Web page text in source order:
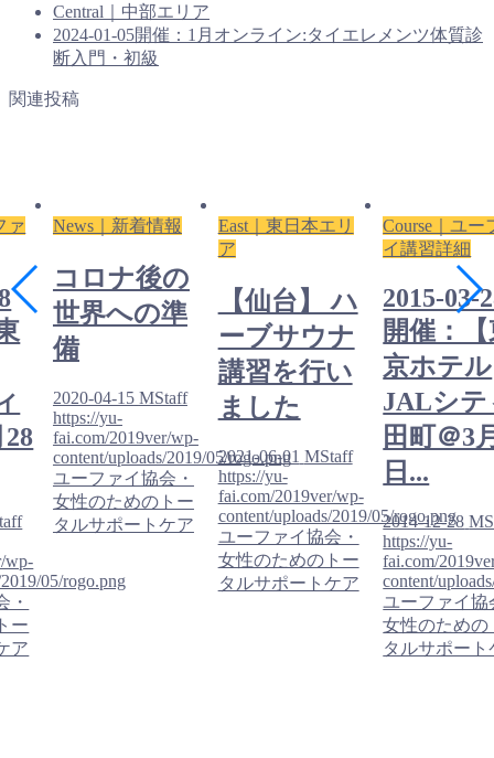
Central｜中部エリア
2024-01-05開催：1月オンライン:タイエレメンツ体質診
断入門・初級
関連投稿
ァ
wp-
05/rogo.png
・
ー
ア
News｜新着情報
コロナ後の
世界への準
備
2020-04-15 MStaff
https://yu-
fai.com/2019ver/wp-
content/uploads/2019/05/rogo.png
ユーファイ協会・
女性のためのトー
タルサポートケア
East｜東日本エリ
ア
【仙台】 ハ
ーブサウナ
講習を行い
ました
2021-06-01 MStaff
https://yu-
fai.com/2019ver/wp-
content/uploads/2019/05/rogo.png
ユーファイ協会・
女性のためのトー
タルサポートケア
Course｜ユー
イ講習詳細
2015-03-
開催：
京ホテル
JALシテ
田町＠3
日...
2014-12-28
https://yu-
fai.com/
content/
ユーファイ協
女性のための
タルサポート